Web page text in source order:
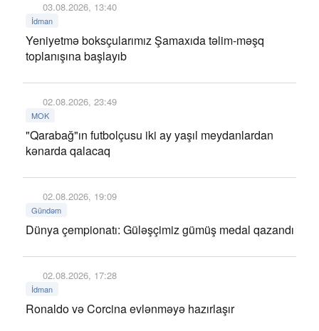
03.08.2026, 13:40
İdman
Yeniyetmə boksçularımız Şamaxıda təlim-məşq
toplanışına başlayıb
02.08.2026, 23:49
MOK
"Qarabağ"ın futbolçusu iki ay yaşıl meydanlardan
kənarda qalacaq
02.08.2026, 19:09
Gündəm
Dünya çempionatı: Güləşçimiz gümüş medal qazandı
02.08.2026, 17:28
İdman
Ronaldo və Corcina evlənməyə hazırlaşır